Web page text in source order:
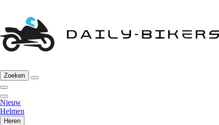
Zoeken
Nieuw
Helmen
Heren